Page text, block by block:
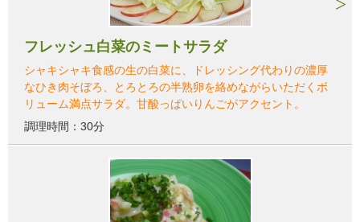
フレッシュ白菜のミートサラダ
シャキシャキ食感の生の白菜に、ドレッシング代わりの濃厚
なひき肉そぼろ、とろとろの半熟卵を絡めながらいただくボ
リューム満点サラダ。甘酸っぱいりんごがアクセント。
調理時間：30分